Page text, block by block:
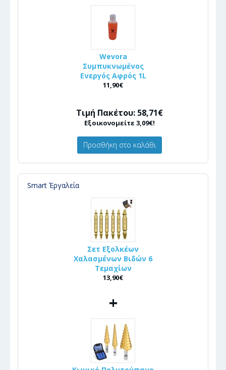
Wevora
Συμπυκνωμένος
Ενεργός Αφρός 1L
11,90€
Τιμή Πακέτου: 58,71€
Εξοικονομείτε 3,09€!
Προσθήκη στο καλάθι
Smart Έργαλεία
Σετ Εξολκέων
Χαλασμένων Βιδών 6
Τεμαχίων
13,90€
+